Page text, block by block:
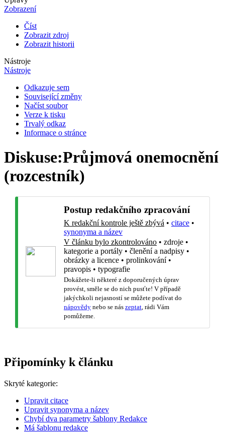
Zobrazení
Číst
Zobrazit zdroj
Zobrazit historii
Nástroje
Nástroje
Odkazuje sem
Související změny
Načíst soubor
Verze k tisku
Trvalý odkaz
Informace o stránce
Diskuse:Průjmová onemocnění
(rozcestník)
Postup redakčního zpracování
K redakční kontrole ještě zbývá • citace •
synonyma a název
V článku bylo zkontrolováno • zdroje •
kategorie a portály • členění a nadpisy •
obrázky a licence • prolinkování•
pravopis • typografie
Dokážete-li některé z doporučených úprav
provést, směle se do nich pusťte! V případě
jakýchkoli nejasností se můžete podívat do
nápovědy nebo se nás zeptat , rádi Vám
pomůžeme.
Připomínky k článku
Skryté kategorie:
Upravit citace
Upravit synonyma a název
Chybí dva parametry šablony Redakce
Má šablonu redakce